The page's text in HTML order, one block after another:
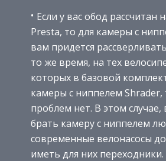
Если у вас обод рассчитан
Presta, то для камеры с
вам придется
то же время, на тех
которых в базовой
камеры с ниппелем Shrader,
проблем нет. В этом
брать камеру с ниппелем
современные велонасосы
иметь для них переходники.